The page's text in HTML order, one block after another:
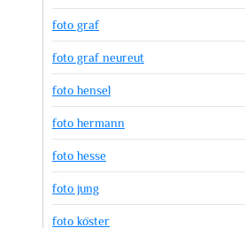
foto graf
foto graf neureut
foto hensel
foto hermann
foto hesse
foto jung
foto köster